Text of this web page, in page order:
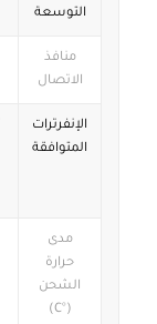
التوسعة
منافذ
الاتصال
الإنفرترات
المتوافقة
مدى
حرارة
الشحن
(°C)